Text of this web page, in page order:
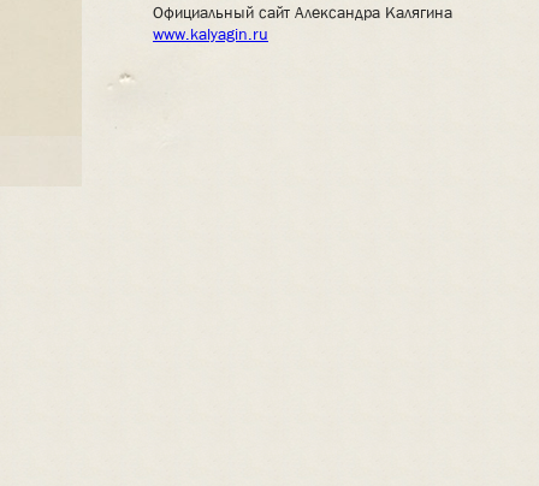
Официальный сайт Александра Калягина
www.kalyagin.ru